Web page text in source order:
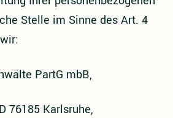
Stelle im Sinne des Art. 4
PartG mbB,
76185 Karlsruhe,